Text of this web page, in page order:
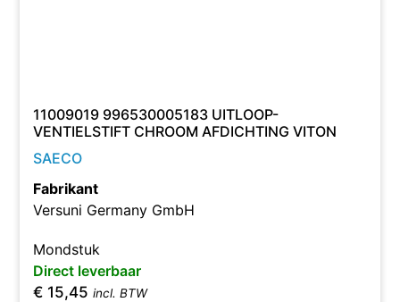
11009019 996530005183 UITLOOP-
VENTIELSTIFT CHROOM AFDICHTING VITON
SAECO
Fabrikant
Versuni Germany GmbH
Mondstuk
Direct leverbaar
€ 15,45 incl. BTW